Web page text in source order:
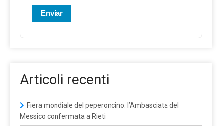
Enviar
Articoli recenti
Fiera mondiale del peperoncino: l’Ambasciata del
Messico confermata a Rieti